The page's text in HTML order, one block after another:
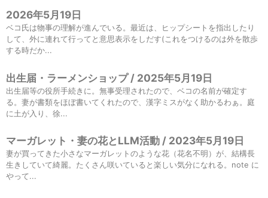
2026年5月19日
ベコ氏は物事の理解が進んでいる。最近は、ヒップシートを指出したり
して、外に連れて行ってと意思表示をしだす(これをつけるのは外を散歩
する時だか...
出生届・ラーメンショップ / 2025年5月19日
出生届等の役所手続きに。無事受理されたので、ベコの名前が確定す
る。妻が書類をほぼ書いてくれたので、漢字ミスがなく助かるわぁ。庭
に土が入り、徐...
マーガレット・妻の花とLLM活動 / 2023年5月19日
妻が買ってきた小さなマーガレットのような花（花名不明）が、結構長
生きしていて綺麗。たくさん咲いていると楽しい気分になれる。note に
やって...